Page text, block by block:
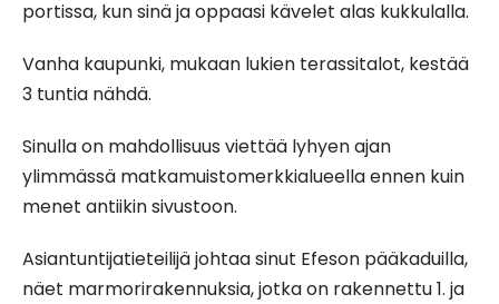
portissa, kun sinä ja oppaasi kävelet alas kukkulalla.
Vanha kaupunki, mukaan lukien terassitalot, kestää
3 tuntia nähdä.
Sinulla on mahdollisuus viettää lyhyen ajan
ylimmässä matkamuistomerkkialueella ennen kuin
menet antiikin sivustoon.
Asiantuntijatieteilijä johtaa sinut Efeson pääkaduilla,
näet marmorirakennuksia, jotka on rakennettu 1. ja